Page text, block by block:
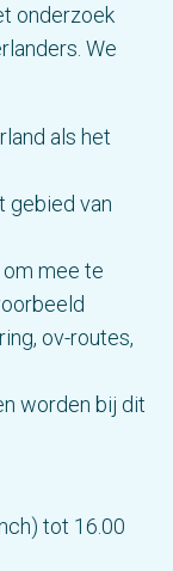
onderzoek
We
als het
gebied van
mee te
ov-routes,
worden bij dit
tot 16.00